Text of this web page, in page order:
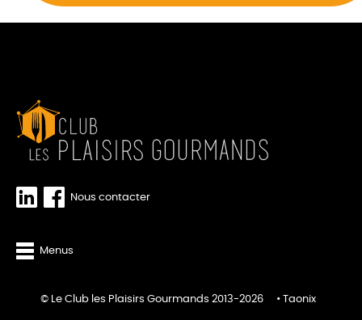
Nous contacter
Menus
© Le Club les Plaisirs Gourmands 2013-2026 Taonix